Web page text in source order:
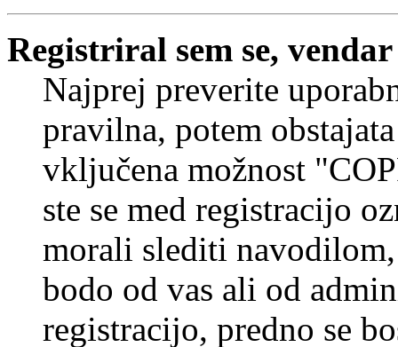
Registriral sem se,
Najprej preverite
pravilna, potem
vključena možnost
ste se med registracijo
morali slediti
bodo od vas ali od
registracijo, predno se